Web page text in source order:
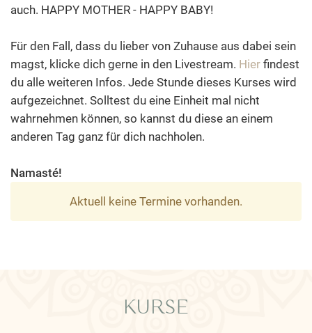
auch. HAPPY MOTHER - HAPPY BABY!
Für den Fall, dass du lieber von Zuhause aus dabei sein
magst, klicke dich gerne in den Livestream. Hier findest
du alle weiteren Infos. Jede Stunde dieses Kurses wird
aufgezeichnet. Solltest du eine Einheit mal nicht
wahrnehmen können, so kannst du diese an einem
anderen Tag ganz für dich nachholen.
Namasté!
Aktuell keine Termine vorhanden.
KURSE